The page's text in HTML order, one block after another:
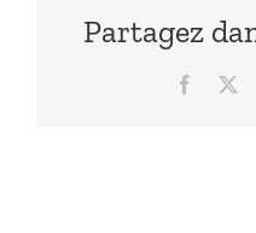
Partagez